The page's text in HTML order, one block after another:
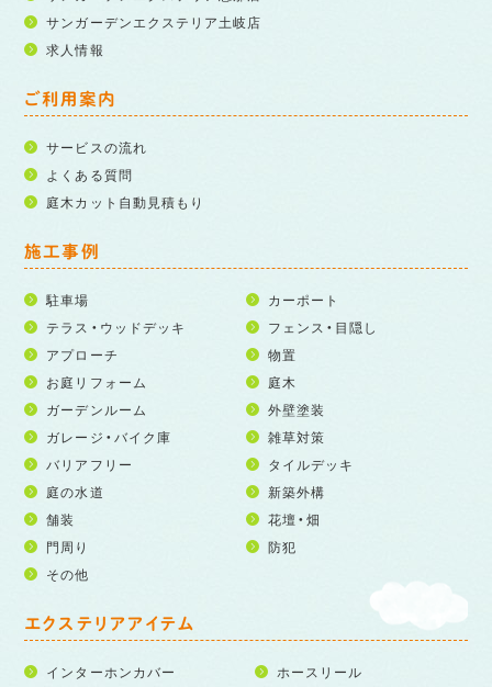
サンガーデンエクステリア土岐店
求人情報
ご利用案内
サービスの流れ
よくある質問
庭木カット自動見積もり
施工事例
駐車場
カーポート
テラス・ウッドデッキ
フェンス・目隠し
アプローチ
物置
お庭リフォーム
庭木
ガーデンルーム
外壁塗装
ガレージ・バイク庫
雑草対策
バリアフリー
タイルデッキ
庭の水道
新築外構
舗装
花壇・畑
門周り
防犯
その他
エクステリアアイテム
インターホンカバー
ホースリール